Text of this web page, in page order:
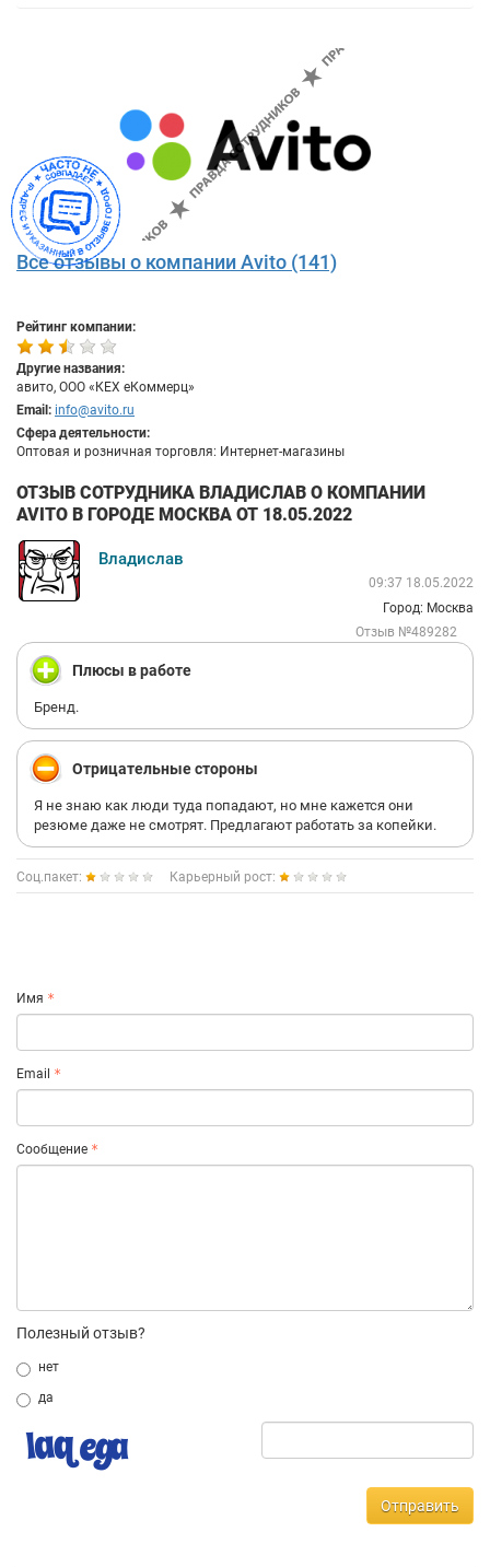
Все отзывы о компании Avito (141)
Рейтинг компании:
Другие названия:
авито, ООО «КЕХ еКоммерц»
Email: info@avito.ru
Сфера деятельности:
Оптовая и розничная торговля: Интернет-магазины
ОТЗЫВ СОТРУДНИКА ВЛАДИСЛАВ О КОМПАНИИ
AVITO В ГОРОДЕ МОСКВА ОТ 18.05.2022
Владислав
09:37 18.05.2022
Город: Москва
Отзыв №489282
Плюсы в работе
Бренд.
Отрицательные стороны
Я не знаю как люди туда попадают, но мне кажется они
резюме даже не смотрят. Предлагают работать за копейки.
Соц.пакет: Карьерный рост:
Имя
Email
Сообщение
Полезный отзыв?
нет
да
Отправить